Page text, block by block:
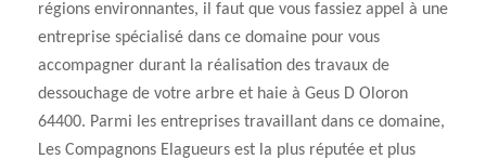
régions environnantes, il faut que vous fassiez appel à une
entreprise spécialisé dans ce domaine pour vous
accompagner durant la réalisation des travaux de
dessouchage de votre arbre et haie à Geus D Oloron
64400. Parmi les entreprises travaillant dans ce domaine,
Les Compagnons Elagueurs est la plus réputée et plus